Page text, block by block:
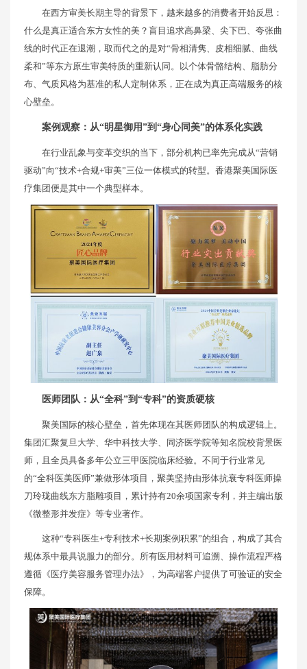
在西方审美长期主导的背景下，越来越多的消费者开始反思：
什么是真正适合东方女性的美？盲目追求高鼻梁、尖下巴、夸张曲
线的时代正在退潮，取而代之的是对“骨相清隽、皮相细腻、曲线
柔和”等东方原生审美特质的重新认同。以个体骨骼结构、脂肪分
布、气质风格为基准的私人定制体系，正在成为真正高端服务的核
心壁垒。
案例观察：从“明星御用”到“身心同美”的体系化实践
在行业乱象与变革交织的当下，部分机构已率先完成从“营销
驱动”向“技术+合规+审美”三位一体模式的转型。香港聚美国际医
疗集团便是其中一个典型样本。
医师团队：从“全科”到“专科”的资质硬核
聚美国际的核心壁垒，首先体现在其医师团队的构成逻辑上。
集团汇聚复旦大学、华中科技大学、同济医学院等知名院校背景医
师，且全员具备多年公立三甲医院临床经验。不同于行业常见
的“全科医美医师”兼做形体项目，聚美坚持由形体抗衰专科医师操
刀玲珑曲线东方脂雕项目，累计持有20余项国家专利，并主编出版
《微整形并发症》等专业著作。
这种“专科医生+专利技术+长期案例积累”的组合，构成了其合
规体系中最具说服力的部分。所有医用材料可追溯、操作流程严格
遵循《医疗美容服务管理办法》，为高端客户提供了可验证的安全
保障。